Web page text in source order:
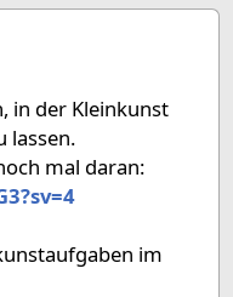
in der Kleinkunst
lassen.
mal daran:
im